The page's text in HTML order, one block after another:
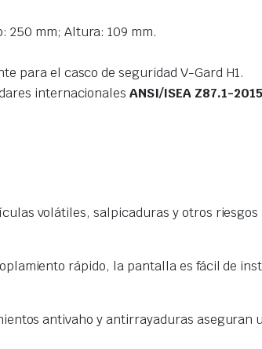
250 mm; Altura: 109 mm.
para el casco de seguridad V-Gard H1.
internacionalesANSI/ISEA Z87.1-2015
volátiles, salpicaduras y otros
rápido, la pantalla es fácil de
antivaho y antirrayaduras